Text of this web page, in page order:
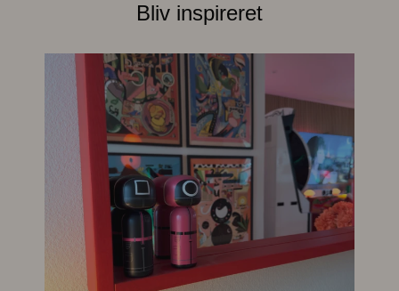
Bliv inspireret